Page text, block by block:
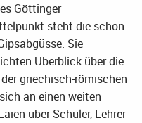
Göttinger
steht die schon
Sie
Überblick über die
griechisch-römischen
an einen weiten
über Schüler, Lehrer